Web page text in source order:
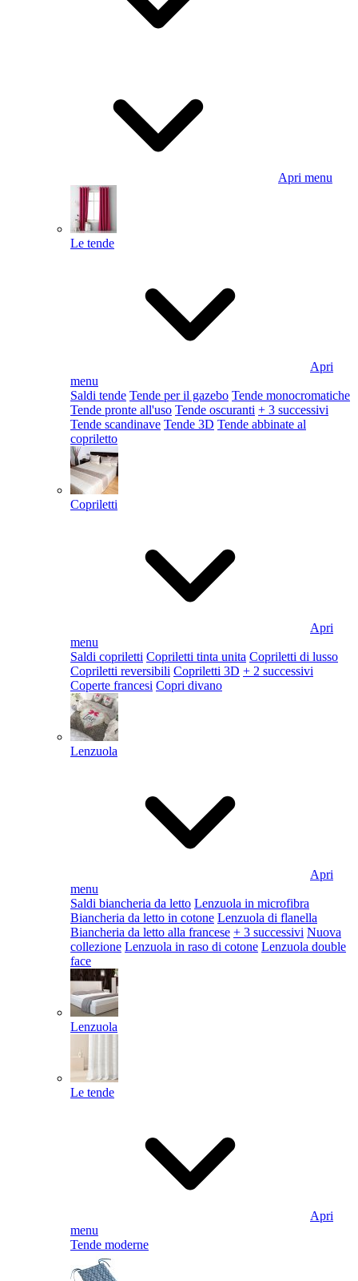
Apri menu
Le tende
Apri
menu
Saldi tende Tende per il gazebo Tende monocromatiche
Tende pronte all'uso Tende oscuranti + 3 successivi
Tende scandinave Tende 3D Tende abbinate al
copriletto
Copriletti
Apri
menu
Saldi copriletti Copriletti tinta unita Copriletti di lusso
Copriletti reversibili Copriletti 3D + 2 successivi
Coperte francesi Copri divano
Lenzuola
Apri
menu
Saldi biancheria da letto Lenzuola in microfibra
Biancheria da letto in cotone Lenzuola di flanella
Biancheria da letto alla francese + 3 successivi Nuova
collezione Lenzuola in raso di cotone Lenzuola double
face
Lenzuola
Le tende
Apri
menu
Tende moderne